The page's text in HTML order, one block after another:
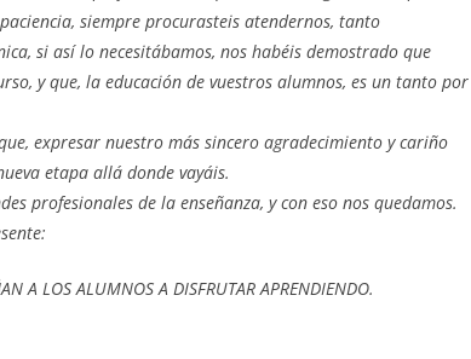
siempre procurasteis atendernos, tanto
si así lo necesitábamos, nos habéis demostrado que
y que, la educación de vuestros alumnos, es un tanto por
expresar nuestro más sincero agradecimiento y cariño
etapa allá donde vayáis.
profesionales de la enseñanza, y con eso nos quedamos.
A LOS ALUMNOS A DISFRUTAR APRENDIENDO.